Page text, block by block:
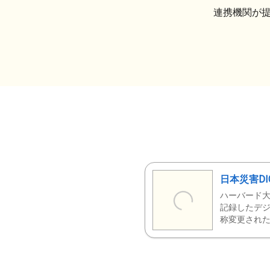
連携機関が
日本災害
ハーバード
記録したデ
称変更された